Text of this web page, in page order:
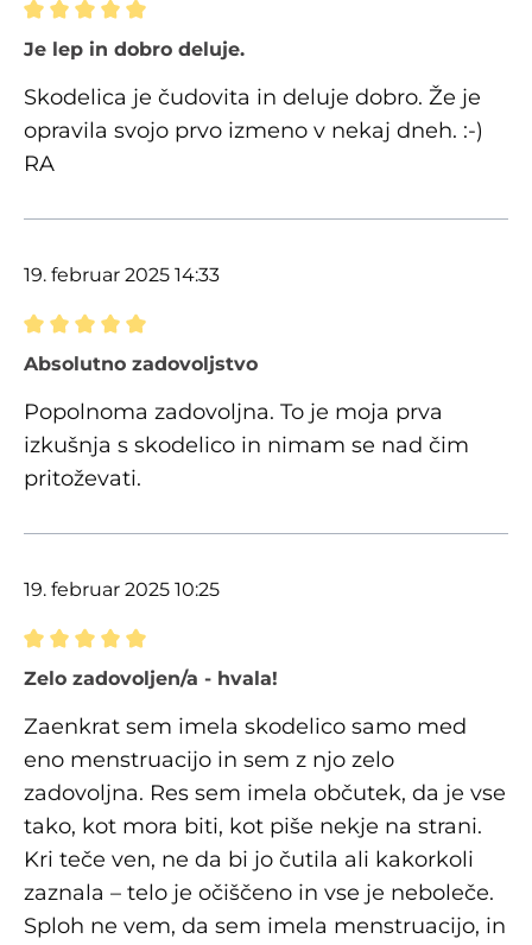
Ocena z oceno 5 od 5 zvezdic
Je lep in dobro deluje.
Skodelica je čudovita in deluje dobro. Že je
opravila svojo prvo izmeno v nekaj dneh. :-)
RA
19. februar 2025 14:33
Ocena z oceno 5 od 5 zvezdic
Absolutno zadovoljstvo
Popolnoma zadovoljna. To je moja prva
izkušnja s skodelico in nimam se nad čim
pritoževati.
19. februar 2025 10:25
Ocena z oceno 5 od 5 zvezdic
Zelo zadovoljen/a - hvala!
Zaenkrat sem imela skodelico samo med
eno menstruacijo in sem z njo zelo
zadovoljna. Res sem imela občutek, da je vse
tako, kot mora biti, kot piše nekje na strani.
Kri teče ven, ne da bi jo čutila ali kakorkoli
zaznala – telo je očiščeno in vse je neboleče.
Sploh ne vem, da sem imela menstruacijo, in